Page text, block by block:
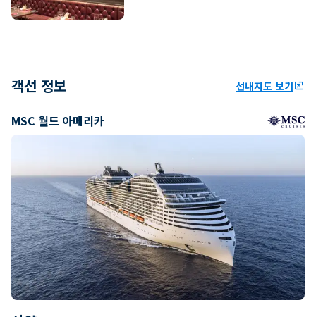
객선 정보 선내지도 보기ungroup
MSC 월드 아메리카